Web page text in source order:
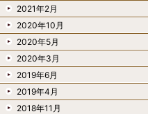
2021年2月
2020年10月
2020年5月
2020年3月
2019年6月
2019年4月
2018年11月